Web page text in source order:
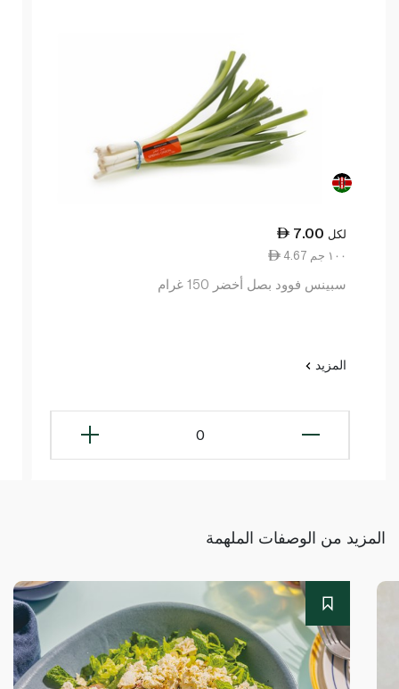
7.00 لكل
4.67 ١٠٠ جم
سبينس فوود بصل أخضر 150 غرام
المزيد
0
المزيد من الوصفات الملهمة